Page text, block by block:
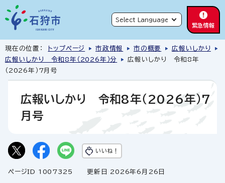
緊急情報
現在の位置： トップページ 市政情報 市の概要
広報いしかり
広報いしかり 令和8年（2026年）分
広報いしかり 令和8年
（2026年）7月号
広報いしかり 令和8年（2026年）7
月号
いいね！
ページID 1007325 更新日 2026年6月26日